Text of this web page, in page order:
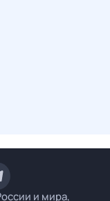
и мира,